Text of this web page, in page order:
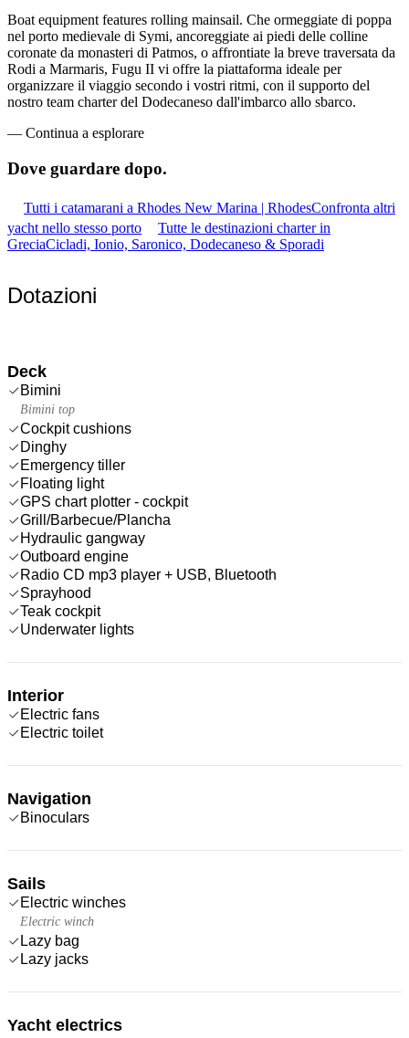
Boat equipment features rolling mainsail. Che ormeggiate di poppa
nel porto medievale di Symi, ancoreggiate ai piedi delle colline
coronate da monasteri di Patmos, o affrontiate la breve traversata da
Rodi a Marmaris, Fugu II vi offre la piattaforma ideale per
organizzare il viaggio secondo i vostri ritmi, con il supporto del
nostro team charter del Dodecaneso dall'imbarco allo sbarco.
— Continua a esplorare
Dove guardare dopo.
Tutti i catamarani a Rhodes New Marina | RhodesConfronta altri
yacht nello stesso porto
Tutte le destinazioni charter in
GreciaCicladi, Ionio, Saronico, Dodecaneso & Sporadi
Dotazioni
Deck
Bimini
Bimini top
Cockpit cushions
Dinghy
Emergency tiller
Floating light
GPS chart plotter - cockpit
Grill/Barbecue/Plancha
Hydraulic gangway
Outboard engine
Radio CD mp3 player + USB, Bluetooth
Sprayhood
Teak cockpit
Underwater lights
Interior
Electric fans
Electric toilet
Navigation
Binoculars
Sails
Electric winches
Electric winch
Lazy bag
Lazy jacks
Yacht electrics